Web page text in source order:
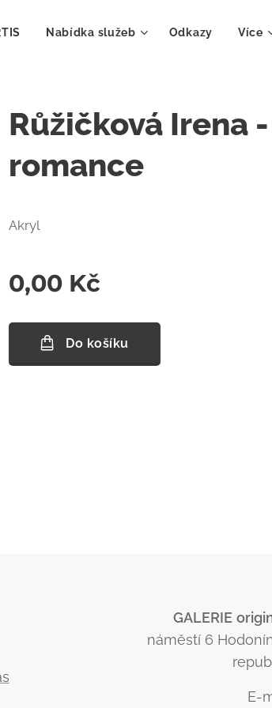
Nabídka služeb Odkazy Více
Růžičková Irena
romance
Akryl
0,00 Kč
Do košíku
GALERIE
náměstí 6
E-